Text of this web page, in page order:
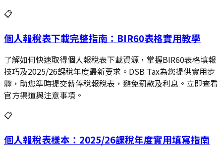
📋
個人報稅表下載完整指南：BIR60表格實用教學
了解如何快速取得個人報稅表下載資源，掌握BIR60表格填報
技巧及2025/26課稅年度最新要求。DSB Tax為您提供實用步
驟，助您準時提交薪俸稅報稅表，避免罰款及利息。立即查看
官方渠道與注意事項。
📋
個人報稅表樣本：2025/26課稅年度實用填寫指南